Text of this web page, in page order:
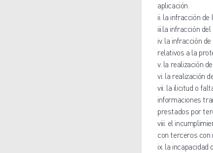
aplicación.
ii. la infracción
iii.la infracción
iv. la infracción
relativos a la
v. la realización
vi. la realización
vii. la ilicitud o
informaciones
prestados por
viii. el
con terceros con
ix. la